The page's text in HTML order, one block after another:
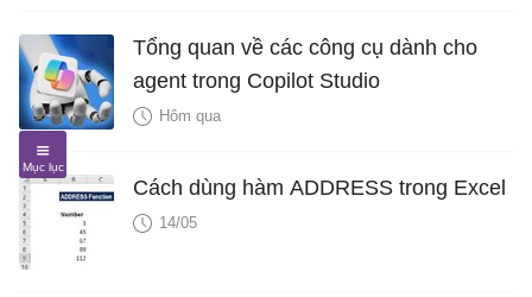
Tổng quan về các công cụ dành cho
agent trong Copilot Studio
Hôm qua
Cách dùng hàm ADDRESS trong Excel
14/05